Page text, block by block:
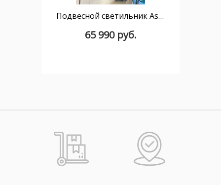
Подвесной светильник Aspen S17A E27 оранжевый + светло-серый 17x34
65 990 руб.